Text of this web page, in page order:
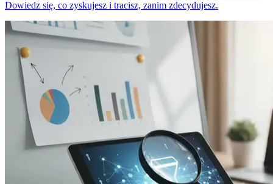
Dowiedz się, co zyskujesz i tracisz, zanim zdecydujesz.